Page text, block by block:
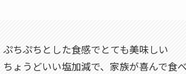
ぷちぷちとした食感でとても美味しい
ちょうどいい塩加減で、家族が喜んで食